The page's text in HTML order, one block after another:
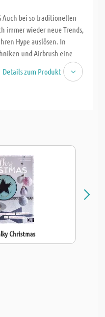
Auch bei so traditionellen
immer wieder neue Trends,
Hype auslösen. In
und Airbrush eine
nennt. Bei dieser neuen
gegossen. Es klingt
Details zum Produkt
Christmas